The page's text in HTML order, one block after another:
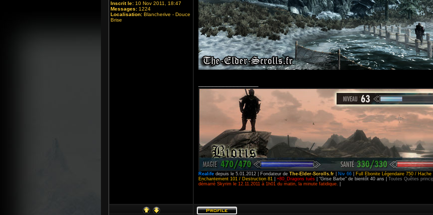
Inscrit le: 10 Nov 2011, 18:47
Messages: 1224
Localisation: Blancherive - Douce
Brise
Realife depuis le 5.01.2012 | Fondateur de The-Elder-Scrolls.fr Niv 66
Full Ebonite Légendaire 750 /
Enchantement 101 / Destruction 81
+80_Dragons tués | "Grise Barbe" de bientôt 40 ans | Toutes Quêtes
démarré Skyrim le 12.11.2011 à 1h01 du matin, la minute fatidique.